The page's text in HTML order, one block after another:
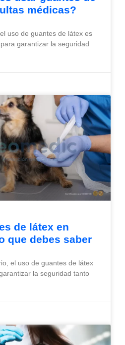
médicas?
uso de guantes de látex es
garantizar la seguridad
de látex en
que debes saber
el uso de guantes de látex
la seguridad tanto